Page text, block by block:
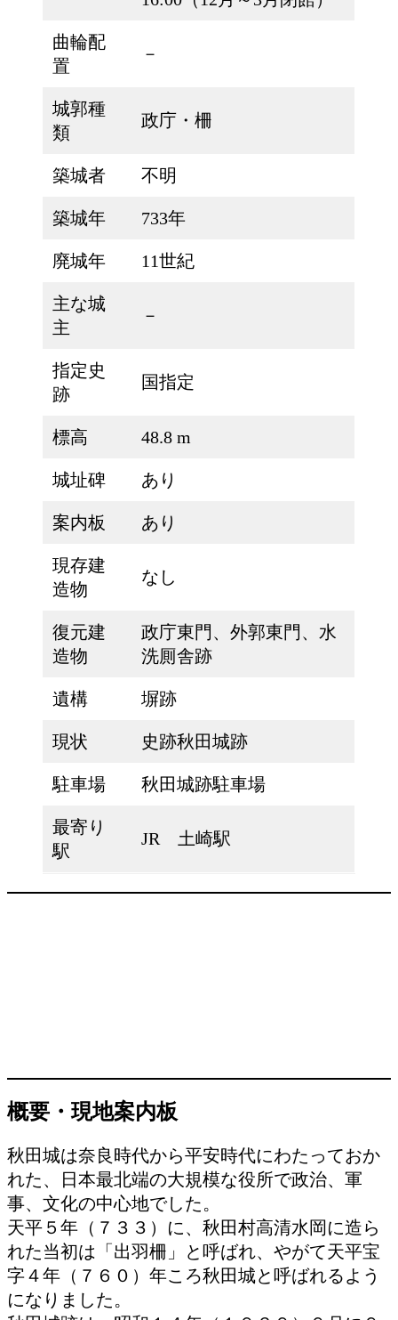
曲輪配
置
－
城郭種
類
政庁・柵
築城者 不明
築城年 733年
廃城年 11世紀
主な城
主
－
指定史
跡
国指定
標高 48.8 m
城址碑 あり
案内板 あり
現存建
造物
なし
復元建
造物
政庁東門、外郭東門、水
洗厠舎跡
遺構 塀跡
現状 史跡秋田城跡
駐車場 秋田城跡駐車場
最寄り
駅
JR 土崎駅
概要・現地案内板
秋田城は奈良時代から平安時代にわたっておか
れた、日本最北端の大規模な役所で政治、軍
事、文化の中心地でした。
天平５年（７３３）に、秋田村高清水岡に造ら
れた当初は「出羽柵」と呼ばれ、やがて天平宝
字４年（７６０）年ころ秋田城と呼ばれるよう
になりました。